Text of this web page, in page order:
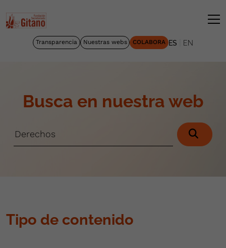
Transparencia Nuestras webs COLABORA ES EN
Busca en nuestra web
Tipo de contenido